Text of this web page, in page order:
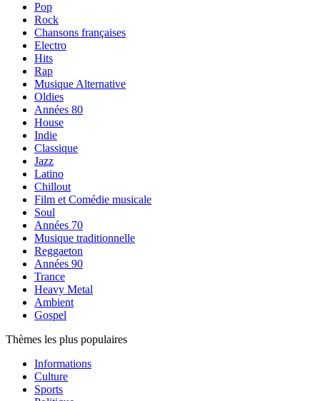
Pop
Rock
Chansons françaises
Electro
Hits
Rap
Musique Alternative
Oldies
Années 80
House
Indie
Classique
Jazz
Latino
Chillout
Film et Comédie musicale
Soul
Années 70
Musique traditionnelle
Reggaeton
Années 90
Trance
Heavy Metal
Ambient
Gospel
Thèmes les plus populaires
Informations
Culture
Sports